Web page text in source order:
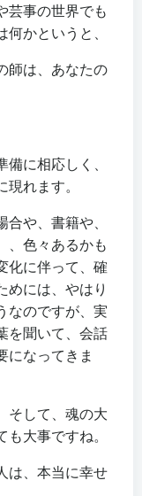
芸事の世界でも
かというと、
師は、あなたの
に相応しく、
れます。
や、書籍や、
、色々あるかも
化に伴って、確
めには、やはり
なのですが、実
を聞いて、会話
になってきま
そして、魂の大
大事ですね。
は、本当に幸せ